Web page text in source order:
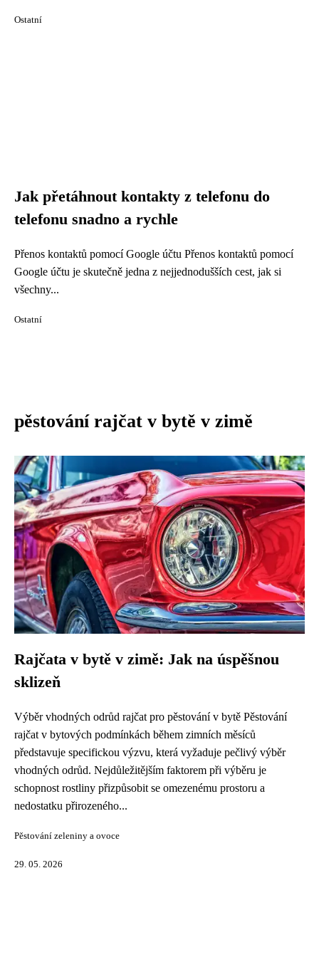
Ostatní
Jak přetáhnout kontakty z telefonu do
telefonu snadno a rychle
Přenos kontaktů pomocí Google účtu Přenos kontaktů pomocí
Google účtu je skutečně jedna z nejjednodušších cest, jak si
všechny...
Ostatní
pěstování rajčat v bytě v zimě
Rajčata v bytě v zimě: Jak na úspěšnou
sklizeň
Výběr vhodných odrůd rajčat pro pěstování v bytě Pěstování
rajčat v bytových podmínkách během zimních měsíců
představuje specifickou výzvu, která vyžaduje pečlivý výběr
vhodných odrůd. Nejdůležitějším faktorem při výběru je
schopnost rostliny přizpůsobit se omezenému prostoru a
nedostatku přirozeného...
Pěstování zeleniny a ovoce
29. 05. 2026